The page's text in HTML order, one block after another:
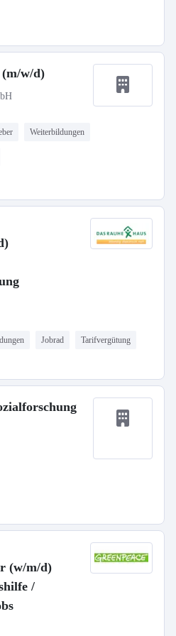
w/d)
Weiterbildungen
Jobrad Tarifvergütung
(w/m/d)
/